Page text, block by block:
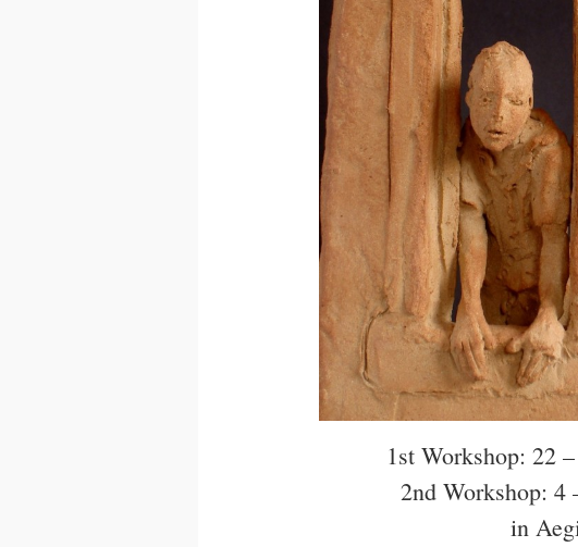
1st Workshop: 22
2nd Workshop:
in